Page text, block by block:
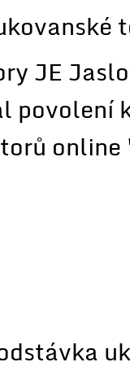
JE
povolení